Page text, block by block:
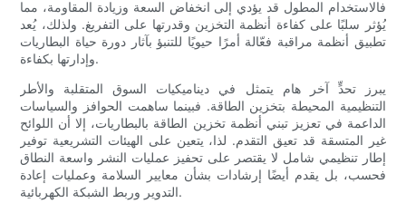
فالاستخدام المطول قد يؤدي إلى انخفاض السعة وزيادة المقاومة، مما
يُؤثر سلبًا على كفاءة أنظمة التخزين وقدرتها على التفريغ. ولذلك، يُعد
تطبيق أنظمة مراقبة فعّالة أمرًا حيويًا للتنبؤ بآثار دورة حياة البطاريات
وإدارتها بكفاءة.
يبرز تحدٍّ آخر هام يتمثل في ديناميكيات السوق المتقلبة والأطر
التنظيمية المحيطة بتخزين الطاقة. فبينما ساهمت الحوافز والسياسات
الداعمة في تعزيز تبني أنظمة تخزين الطاقة بالبطاريات، إلا أن اللوائح
غير المتسقة قد تعيق التقدم. لذا، يتعين على الهيئات التشريعية توفير
إطار تنظيمي شامل لا يقتصر على تحفيز عمليات النشر واسعة النطاق
فحسب، بل يقدم أيضًا إرشادات بشأن معايير السلامة وعمليات إعادة
التدوير وربط الشبكة الكهربائية.